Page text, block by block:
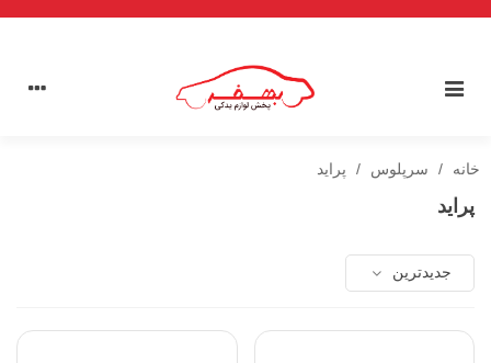
خانه / سرپلوس / پراید
پراید
جدیدترین